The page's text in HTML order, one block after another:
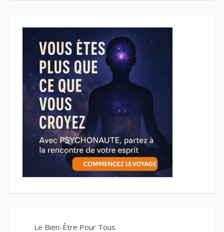
Le Bien-Être Pour Tous